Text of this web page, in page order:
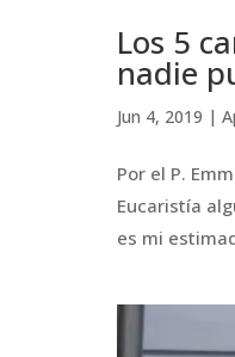
Los 5
nadie
Jun 4, 2019 |
Por el P.
Eucaristía
es mi